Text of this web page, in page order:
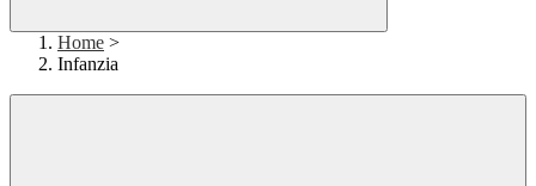
Home >
Infanzia